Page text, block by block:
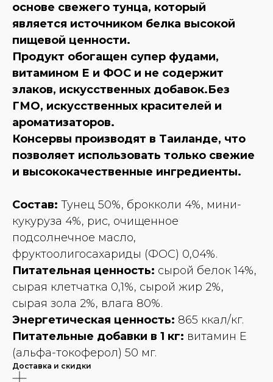
основе свежего тунца, который
является источником белка высокой
пищевой ценности.
Продукт обогащен супер фудами,
витамином Е и ФОС и не содержит
злаков, искусственных добавок.Без
ГМО, искусственных красителей и
ароматизаторов.
Консервы производят в Таиланде, что
позволяет использовать только свежие
и высококачественные ингредиенты.
Состав: Тунец 50%, брокколи 4%, мини-
кукуруза 4%, рис, очищенное
подсолнечное масло,
фруктоолигосахариды (ФОС) 0,04%.
Питательная ценность: сырой белок 14%,
сырая клетчатка 0,1%, сырой жир 2%,
сырая зола 2%, влага 80%.
Энергетическая ценность: 865 ккал/кг.
Питательные добавки в 1 кг: витамин Е
(альфа-токоферол) 50 мг.
Доставка и скидки